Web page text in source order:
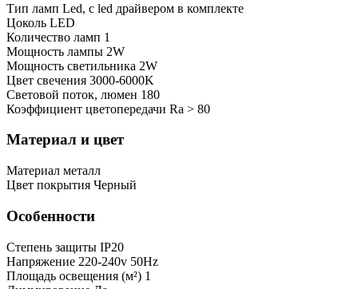
Тип ламп Led, с led драйвером в комплекте
Цоколь LED
Количество ламп 1
Мощность лампы 2W
Мощность светильника 2W
Цвет свечения 3000-6000K
Световой поток, люмен 180
Коэффициент цветопередачи Ra > 80
Материал и цвет
Mатериал металл
Цвет покрытия Черный
Особенности
Степень защиты IP20
Напряжение 220-240v 50Hz
Площадь освещения (м²) 1